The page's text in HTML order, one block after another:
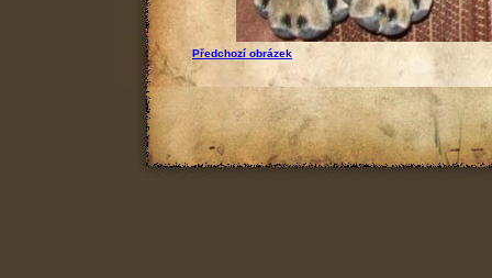
Předchozí obrázek